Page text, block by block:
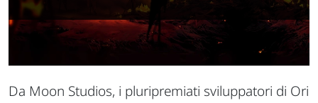
Da Moon Studios, i pluripremiati sviluppatori di Ori